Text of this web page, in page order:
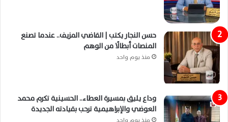
حسن النجار يكتب | القاضي المزيف.. عندما تصنع
المنصات أبطالًا من الوهم
منذ يوم واحد
وداع يليق بمسيرة العطاء.. الحسينية تكرم محمد
العوضي والإبراهيمية ترحب بقيادته الجديدة